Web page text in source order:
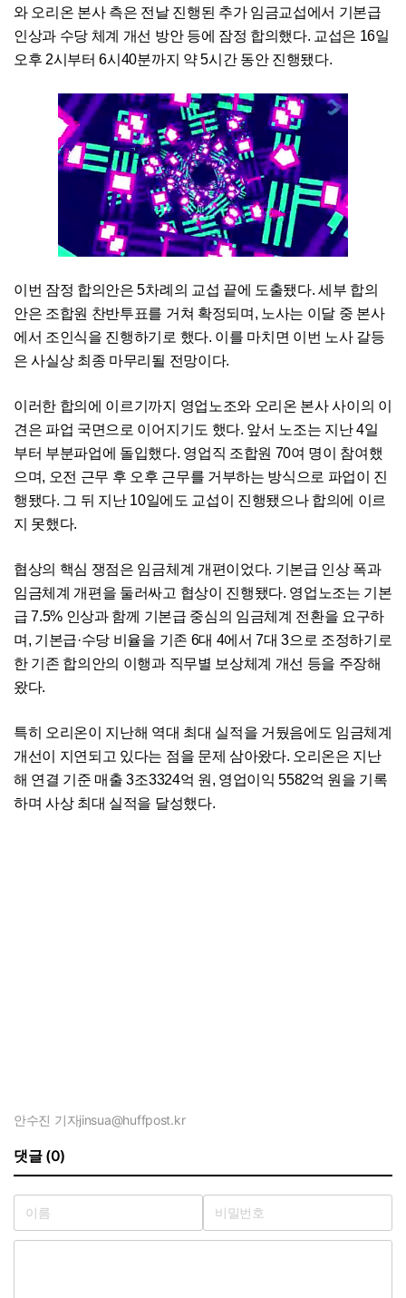
와 오리온 본사 측은 전날 진행된 추가 임금교섭에서 기본급
인상과 수당 체계 개선 방안 등에 잠정 합의했다. 교섭은 16일
오후 2시부터 6시40분까지 약 5시간 동안 진행됐다.
이번 잠정 합의안은 5차례의 교섭 끝에 도출됐다. 세부 합의
안은 조합원 찬반투표를 거쳐 확정되며, 노사는 이달 중 본사
에서 조인식을 진행하기로 했다. 이를 마치면 이번 노사 갈등
은 사실상 최종 마무리될 전망이다.
이러한 합의에 이르기까지 영업노조와 오리온 본사 사이의 이
견은 파업 국면으로 이어지기도 했다. 앞서 노조는 지난 4일
부터 부분파업에 돌입했다. 영업직 조합원 70여 명이 참여했
으며, 오전 근무 후 오후 근무를 거부하는 방식으로 파업이 진
행됐다. 그 뒤 지난 10일에도 교섭이 진행됐으나 합의에 이르
지 못했다.
협상의 핵심 쟁점은 임금체계 개편이었다. 기본급 인상 폭과
임금체계 개편을 둘러싸고 협상이 진행됐다. 영업노조는 기본
급 7.5% 인상과 함께 기본급 중심의 임금체계 전환을 요구하
며, 기본급·수당 비율을 기존 6대 4에서 7대 3으로 조정하기로
한 기존 합의안의 이행과 직무별 보상체계 개선 등을 주장해
왔다.
특히 오리온이 지난해 역대 최대 실적을 거뒀음에도 임금체계
개선이 지연되고 있다는 점을 문제 삼아왔다. 오리온은 지난
해 연결 기준 매출 3조3324억 원, 영업이익 5582억 원을 기록
하며 사상 최대 실적을 달성했다.
안수진 기자jinsua@huffpost.kr
댓글 (0)